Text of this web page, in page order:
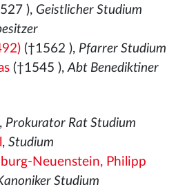
), Geistlicher Studium
(†1562 ), Pfarrer Studium
(†1545 ),Abt Benediktiner
Prokurator Rat Studium
, Studium
Neuenstein, Philipp
Studium